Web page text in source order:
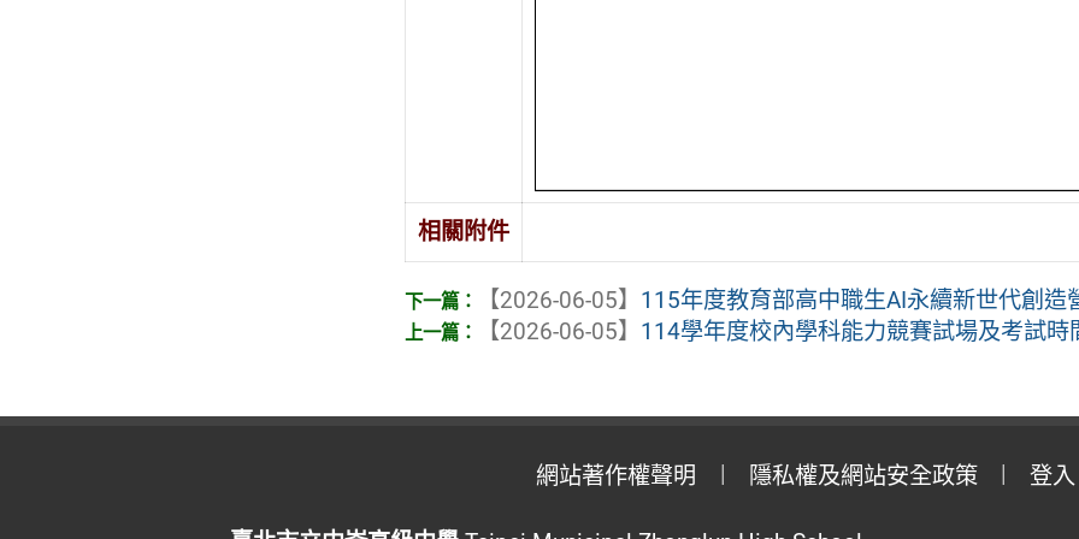
相關附件
【2026-06-05】 115年度教育部高中職生AI永續新世代創造
【2026-06-05】 114學年度校內學科能力競賽試場及考試時
網站著作權聲明 隱私權及網站安全政策 登入